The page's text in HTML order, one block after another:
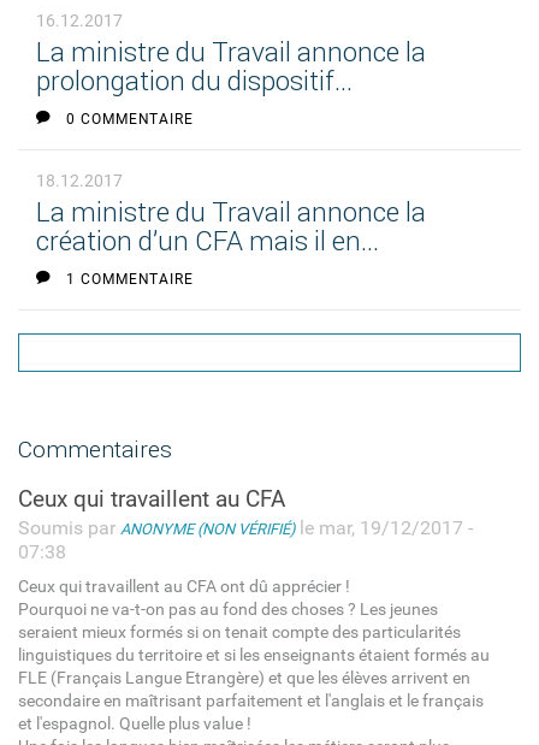
16.12.2017
La ministre du Travail annonce la
prolongation du dispositif...
0 COMMENTAIRE
18.12.2017
La ministre du Travail annonce la
création d’un CFA mais il en...
1 COMMENTAIRE
Commentaires
Ceux qui travaillent au CFA
Soumis par ANONYME (NON VÉRIFIÉ)le mar, 19/12/2017 -
07:38
Ceux qui travaillent au CFA ont dû apprécier !
Pourquoi ne va-t-on pas au fond des choses ? Les jeunes
seraient mieux formés si on tenait compte des particularités
linguistiques du territoire et si les enseignants étaient formés au
FLE (Français Langue Etrangère) et que les élèves arrivent en
secondaire en maîtrisant parfaitement et l'anglais et le français
et l'espagnol. Quelle plus value !